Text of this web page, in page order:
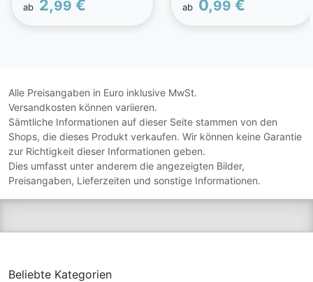
ab 2,99 €
in sieben köstlichen
Sorten. Der hohe
Geschmackserlebnis -
Aromastoffe.
ab 0,99 €
Alle Preisangaben in Euro inklusive MwSt.
Versandkosten können variieren.
Sämtliche Informationen auf dieser Seite stammen von den
Shops, die dieses Produkt verkaufen. Wir können keine Garantie
zur Richtigkeit dieser Informationen geben.
Dies umfasst unter anderem die angezeigten Bilder,
Preisangaben, Lieferzeiten und sonstige Informationen.
Beliebte Kategorien